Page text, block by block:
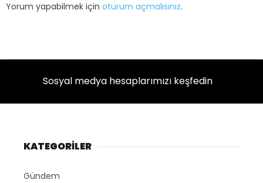
Yorum yapabilmek için oturum açmalısınız.
Sosyal medya hesaplarımızı keşfedin
KATEGORİLER
Gündem